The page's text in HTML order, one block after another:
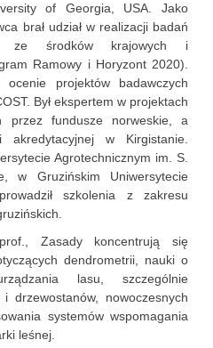
of Georgia, USA. Jako
brał udział w realizacji badań
ze środków krajowych i
Ramowy i Horyzont 2020).
projektów badawczych
Był ekspertem w projektach
przez fundusze norweskie, a
w Kirgistanie.
Agrotechnicznym im. S.
w Gruzińskim Uniwersytecie
szkolenia z zakresu
Zasady koncentrują się
dendrometrii, nauki o
lasu, szczególnie
drzewostanów, nowoczesnych
systemów wspomagania
leśnej.